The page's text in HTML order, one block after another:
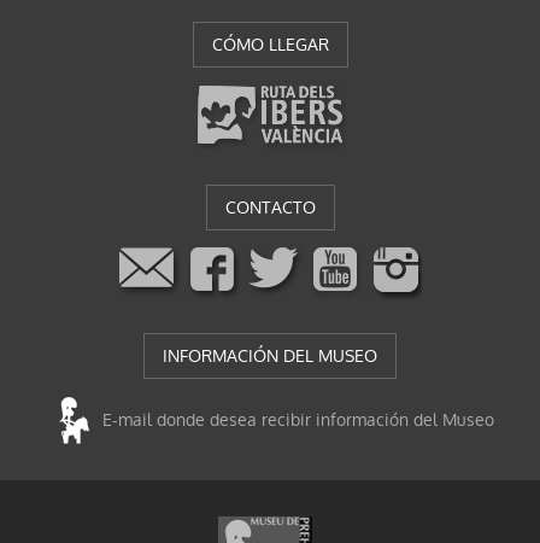
CÓMO LLEGAR
CONTACTO
INFORMACIÓN DEL MUSEO
E-mail donde desea recibir información del Museo